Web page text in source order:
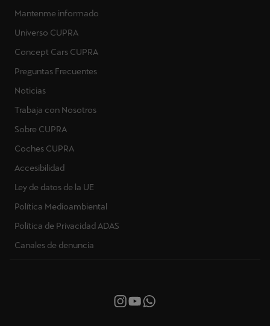
Mantenme informado
Universo CUPRA
Concept Cars CUPRA
Preguntas Frecuentes
Noticias
Trabaja con Nosotros
Sobre CUPRA
Coches CUPRA
Accesibilidad
Ley de datos de la UE
Política Medioambiental
Política de Privacidad ADAS
Canales de denuncia